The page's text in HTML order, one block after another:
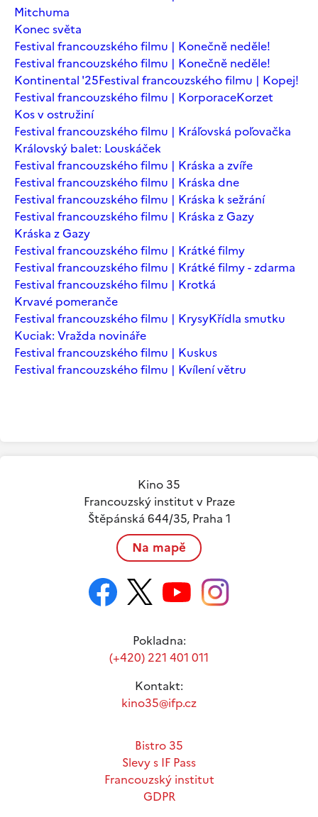
Mitchuma
Konec světa
Festival francouzského filmu | Konečně neděle!
Festival francouzského filmu | Konečně neděle!
Kontinental '25Festival francouzského filmu | Kopej!
Festival francouzského filmu | KorporaceKorzet
Kos v ostružiní
Festival francouzského filmu | Kráľovská poľovačka
Královský balet: Louskáček
Festival francouzského filmu | Kráska a zvíře
Festival francouzského filmu | Kráska dne
Festival francouzského filmu | Kráska k sežrání
Festival francouzského filmu | Kráska z Gazy
Kráska z Gazy
Festival francouzského filmu | Krátké filmy
Festival francouzského filmu | Krátké filmy - zdarma
Festival francouzského filmu | Krotká
Krvavé pomeranče
Festival francouzského filmu | KrysyKřídla smutku
Kuciak: Vražda novináře
Festival francouzského filmu | Kuskus
Festival francouzského filmu | Kvílení větru
Kino 35
Francouzský institut v Praze
Štěpánská 644/35, Praha 1
Na mapě
Pokladna:
(+420) 221 401 011
Kontakt:
kino35@ifp.cz
Bistro 35
Slevy s IF Pass
Francouzský institut
GDPR